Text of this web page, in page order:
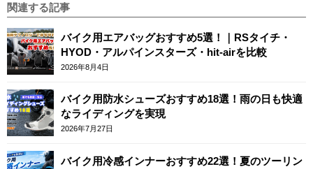
関連する記事
バイク用エアバッグおすすめ5選！｜RSタイチ・
HYOD・アルパインスターズ・hit-airを比較
2026年8月4日
バイク用防水シューズおすすめ18選！雨の日も快適
なライディングを実現
2026年7月27日
バイク用冷感インナーおすすめ22選！夏のツーリン